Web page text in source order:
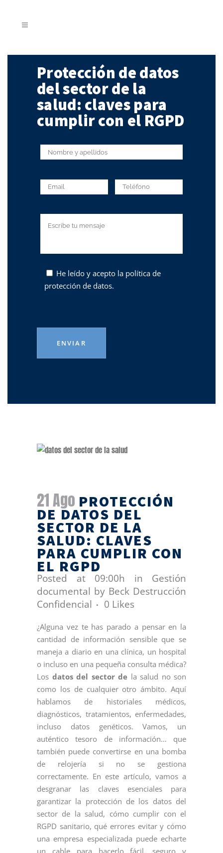
Protección de datos
del sector de la
salud: claves para
cumplir con el RGPD
He leído y acepto la política de
protección de datos.
21 Ago PROTECCIÓN
DE DATOS DEL
SECTOR DE LA
SALUD: CLAVES
PARA CUMPLIR CON
EL RGPD
Posted at 09:00h in Gestión
documental by Beck Destrucción
Confidencial
0 Likes
¿Alguna vez te has parado a pensar en la
cantidad de información sensible que se
maneja a diario en una clínica, un hospital
o incluso en una pequeña consulta médica?
Los datos del sector de la salud no son
como los de cualquier otro ámbito. Aquí
hablamos de historiales médicos,
diagnósticos, tratamientos, enfermedades,
incluso datos genéticos. Vamos, un
auténtico tesoro de información… que
también puede convertirse en una bomba
de relojería si no se gestiona
correctamente. En este artículo, vamos a
desgranar las claves esenciales para
garantizar la protección de los datos del
sector de la salud, cómo cumplir con el
RGPD sanitario, qué errores evitar y cómo
una empresa especializada puede echarte
un cable para hacerlo fácil, seguro y